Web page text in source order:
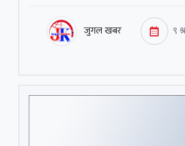
जुगल खबर ९